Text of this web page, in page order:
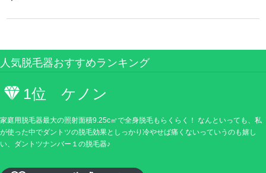
人気脱毛器おすすめランキング
1位 ケノン
家庭用脱毛器最大の照射面積9.25c㎡で全身脱毛もらくらく！ なんといっても、私
が使った中でダントツの脱毛効果としっかり冷やせば痛くないっていうのも嬉し
い、ダントツナンバー１の脱毛器♪